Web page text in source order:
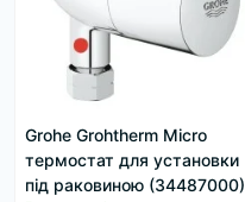
Grohe Grohtherm Micro
термостат для установки
під раковиною (34487000)